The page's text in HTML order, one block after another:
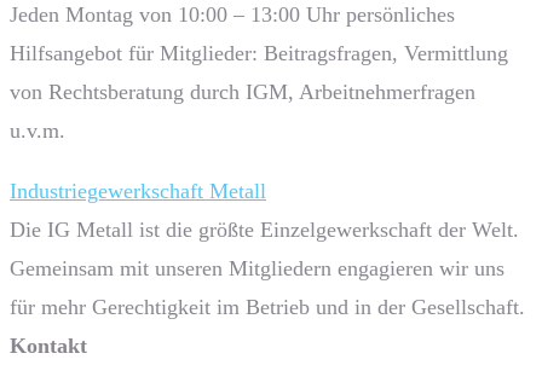
Jeden Montag von 10:00 – 13:00 Uhr persönliches
Hilfsangebot für Mitglieder: Beitragsfragen, Vermittlung
von Rechtsberatung durch IGM, Arbeitnehmerfragen
u.v.m.
Industriegewerkschaft Metall
Die IG Metall ist die größte Einzelgewerkschaft der Welt.
Gemeinsam mit unseren Mitgliedern engagieren wir uns
für mehr Gerechtigkeit im Betrieb und in der Gesellschaft.
Kontakt